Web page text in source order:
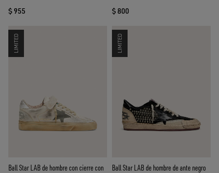
$ 955 $ 800
LIMITED
Ball Star LAB de hombre con cierre con
LIMITED
Ball Star LAB de hombre de ante negro